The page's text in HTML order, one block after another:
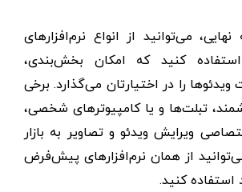
می‌توانید از انواع نرم‌افزارهای
کنید که امکان بخش‌بندی،
را در اختیارتان می‌گذارد. برخی
تبلت‌ها و یا کامپیوترهای شخصی،
ویرایش ویدئو و تصاویر به بازار
از همان نرم‌افزارهای پیش‌فرض
استفاده کنید.